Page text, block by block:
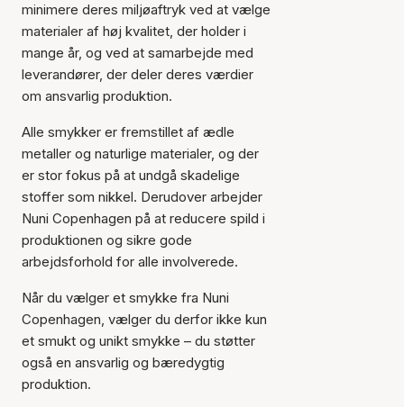
minimere deres miljøaftryk ved at vælge
materialer af høj kvalitet, der holder i
mange år, og ved at samarbejde med
leverandører, der deler deres værdier
om ansvarlig produktion.
Alle smykker er fremstillet af ædle
metaller og naturlige materialer, og der
er stor fokus på at undgå skadelige
stoffer som nikkel. Derudover arbejder
Nuni Copenhagen på at reducere spild i
produktionen og sikre gode
arbejdsforhold for alle involverede.
Når du vælger et smykke fra Nuni
Copenhagen, vælger du derfor ikke kun
et smukt og unikt smykke – du støtter
også en ansvarlig og bæredygtig
produktion.